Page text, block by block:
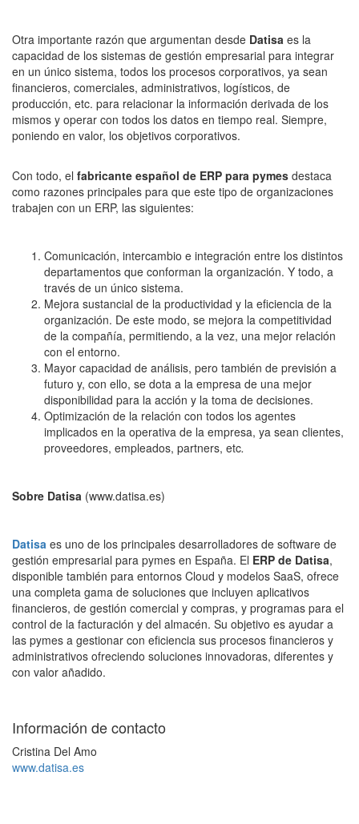
Otra importante razón que argumentan desde Datisa es la
capacidad de los sistemas de gestión empresarial para integrar
en un único sistema, todos los procesos corporativos, ya sean
financieros, comerciales, administrativos, logísticos, de
producción, etc. para relacionar la información derivada de los
mismos y operar con todos los datos en tiempo real. Siempre,
poniendo en valor, los objetivos corporativos.
Con todo, el fabricante español de ERP para pymes destaca
como razones principales para que este tipo de organizaciones
trabajen con un ERP, las siguientes:
Comunicación, intercambio e integración entre los distintos
departamentos que conforman la organización. Y todo, a
través de un único sistema.
Mejora sustancial de la productividad y la eficiencia de la
organización. De este modo, se mejora la competitividad
de la compañía, permitiendo, a la vez, una mejor relación
con el entorno.
Mayor capacidad de análisis, pero también de previsión a
futuro y, con ello, se dota a la empresa de una mejor
disponibilidad para la acción y la toma de decisiones.
Optimización de la relación con todos los agentes
implicados en la operativa de la empresa, ya sean clientes,
proveedores, empleados, partners, etc.
Sobre Datisa (www.datisa.es)
Datisa es uno de los principales desarrolladores de software de
gestión empresarial para pymes en España. El ERP de Datisa,
disponible también para entornos Cloud y modelos SaaS, ofrece
una completa gama de soluciones que incluyen aplicativos
financieros, de gestión comercial y compras, y programas para el
control de la facturación y del almacén. Su objetivo es ayudar a
las pymes a gestionar con eficiencia sus procesos financieros y
administrativos ofreciendo soluciones innovadoras, diferentes y
con valor añadido.
Información de contacto
Cristina Del Amo
www.datisa.es